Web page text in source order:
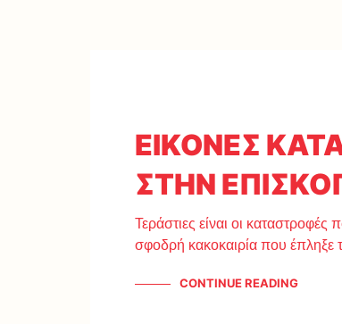
ΕΙΚΟΝΕΣ
ΣΤΗΝ
Τεράστιες είναι οι
σφοδρή κακοκαιρία που έπληξε
CONTINUE READING